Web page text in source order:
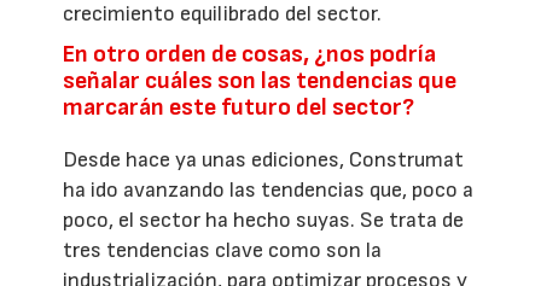
crecimiento equilibrado del sector.
En otro orden de cosas, ¿nos podría
señalar cuáles son las tendencias que
marcarán este futuro del sector?
Desde hace ya unas ediciones, Construmat
ha ido avanzando las tendencias que, poco a
poco, el sector ha hecho suyas. Se trata de
tres tendencias clave como son la